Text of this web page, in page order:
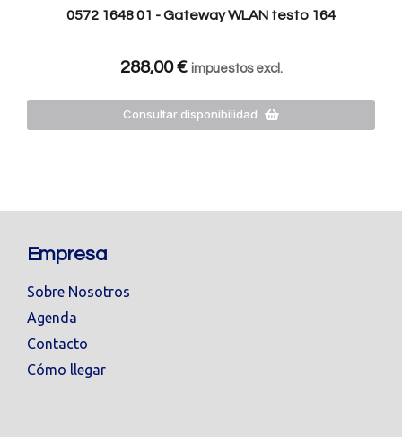
0572 1648 01 - Gateway WLAN testo 164
288,00€ impuestos excl.
Consultar disponibilidad
Empresa
Sobre Nosotros
Agenda
Contacto
Cómo llegar